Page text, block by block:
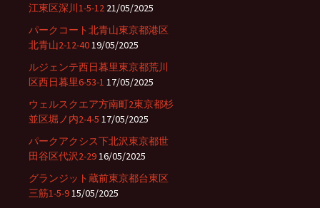
江東区深川1-5-12 21/05/2025
パークコート北青山東京都港区
北青山2-12-4019/05/2025
ルジェンテ西日暮里東京都荒川
区西日暮里6-53-1 17/05/2025
ウェルスクエア方南町2東京都杉
並区堀ノ内2-4-5 17/05/2025
パークアクシス下北沢東京都世
田谷区代沢2-2916/05/2025
グランジット蔵前東京都台東区
三筋1-5-915/05/2025